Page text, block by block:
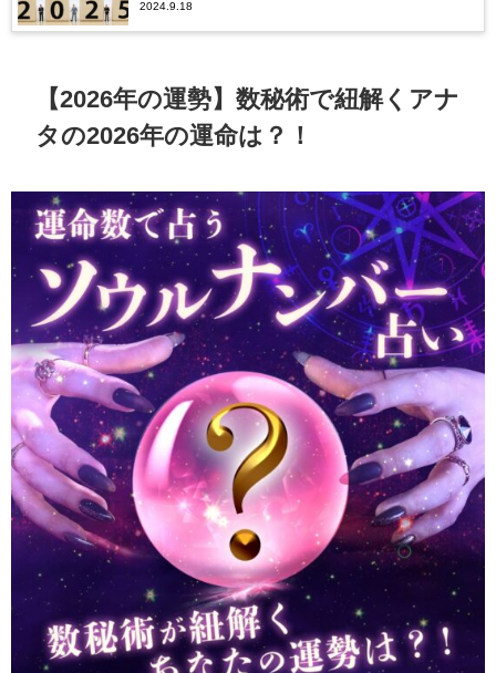
運や仕事運などを無料鑑定（天中殺・十干）
2024.9.18
【2026年の運勢】数秘術で紐解くアナ
タの2026年の運命は？！